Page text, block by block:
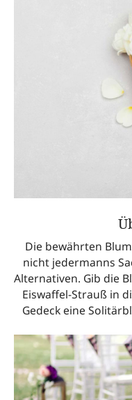
Die bewährten
nicht jedermanns
Alternativen. Gib die
Eiswaffel-Strauß in
Gedeck eine